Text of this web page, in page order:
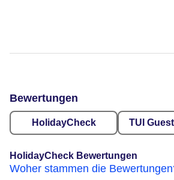
Bewertungen
HolidayCheck TUI
HolidayCheck Bewertungen
Woher stammen die